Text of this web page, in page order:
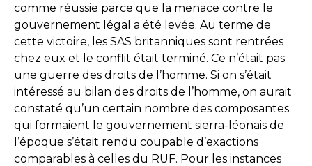
comme réussie parce que la menace contre le
gouvernement légal a été levée. Au terme de
cette victoire, les SAS britanniques sont rentrées
chez eux et le conflit était terminé. Ce n’était pas
une guerre des droits de l’homme. Si on s’était
intéressé au bilan des droits de l’homme, on aurait
constaté qu’un certain nombre des composantes
qui formaient le gouvernement sierra-léonais de
l’époque s’était rendu coupable d’exactions
comparables à celles du RUF. Pour les instances